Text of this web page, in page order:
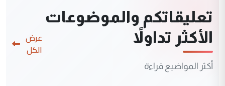
تعليقاتكم والموضوعات
الأكثر تداولاً
أكثر المواضيع قراءة
عرض
الكل